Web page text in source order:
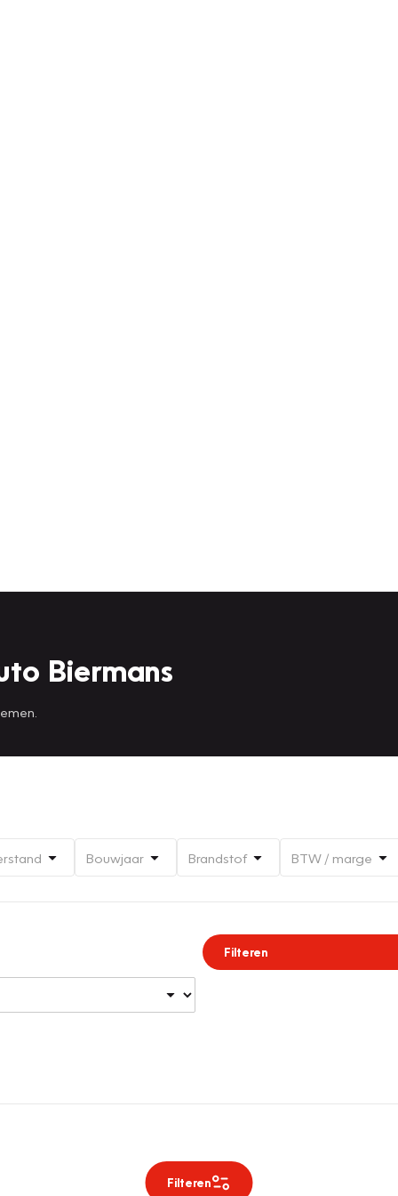
Biermans
Bouwjaar Brandstof BTW / marge
Filteren
Filteren